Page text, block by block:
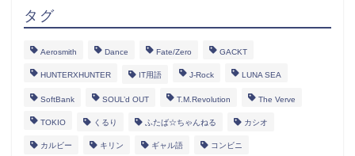
タグ
Aerosmith Dance Fate/Zero GACKT
HUNTERXHUNTER IT用語 J-Rock LUNA SEA
SoftBank SOUL’d OUT T.M.Revolution The Verve
TOKIO くるり ふたば☆ちゃんねる カシオ
カルビー キリン ギャル語 コンビニ